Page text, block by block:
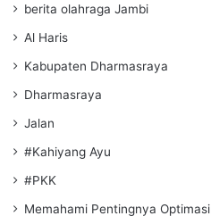
berita olahraga Jambi
Al Haris
Kabupaten Dharmasraya
Dharmasraya
Jalan
#Kahiyang Ayu
#PKK
Memahami Pentingnya Optimasi